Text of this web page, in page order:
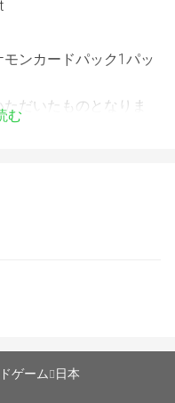
ンカードパック1パッ
だいたものとなりま
時間：13:00
い大会を選択しエント
む
ゲーム
日本